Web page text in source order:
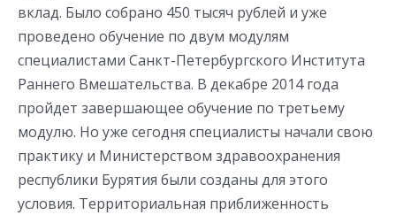
вклад. Было собрано 450 тысяч рублей и уже
проведено обучение по двум модулям
специалистами Санкт-Петербургского Института
Раннего Вмешательства. В декабре 2014 года
пройдет завершающее обучение по третьему
модулю. Но уже сегодня специалисты начали свою
практику и Министерством здравоохранения
республики Бурятия были созданы для этого
условия. Территориальная приближенность